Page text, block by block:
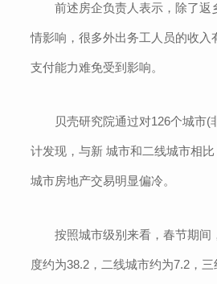
前述房企负责人表示，除了返
情影响，很多外出务工人员的收入
支付能力难免受到影响。
贝壳研究院通过对126个城市(
计发现，与新 城市和二线城市相
城市房地产交易明显偏冷。
按照城市级别来看，春节期间
度约为38.2，二线城市约为7.2，